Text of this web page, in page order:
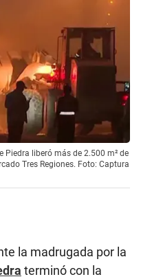
Piedra liberó más de 2.500 m² de
Tres Regiones. Foto: Captura
la madrugada por la
terminó con la